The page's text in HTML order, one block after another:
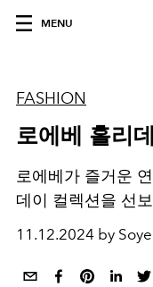
MENU
FASHION
로에베 홀리
로에베가 즐거운
데이 컬렉션을 선
11.12.2024 by